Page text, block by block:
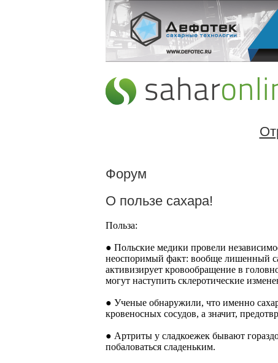
Форум
О пользе сахара!
Польза:
● Польские медики провели
неоспоримый факт: вообще лишенный
активизирует кровообращение в
могут наступить склеротические
● Ученые обнаружили, что именно
кровеносных сосудов, а значит,
● Артриты у сладкоежек бывают
побаловаться сладеньким.